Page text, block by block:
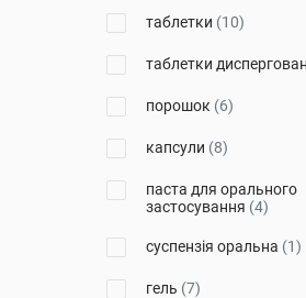
Елемент здоров'я
таблетки (10)
таблетки
порошок (6)
капсули (8)
паста для орального
застосування (4)
суспензія оральна (1)
гель (7)